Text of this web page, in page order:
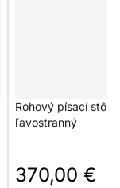
Rohový písací stôl
ľavostranný
370,00 €